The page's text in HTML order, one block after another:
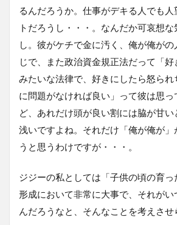
るんだろうか。仕事がデキる人でも人
トだろうし・・・。なんだか可哀想
し。彼がケチで金に汚く、俺が俺が
じで、また政治資金規正法だって「好
みたいな法律で、好きにしたら怒られ
に問題がなければ良い」って彼は思
ど、あれだけ頭が良い割には脇が甘
浅いですよね。それだけ「俺が俺が」
うと思うわけですが・・・。
ジジーの私としては「子供の頃の育
形成において非常に大事で、それがい
んだろうなと、そんなことを考えさせ